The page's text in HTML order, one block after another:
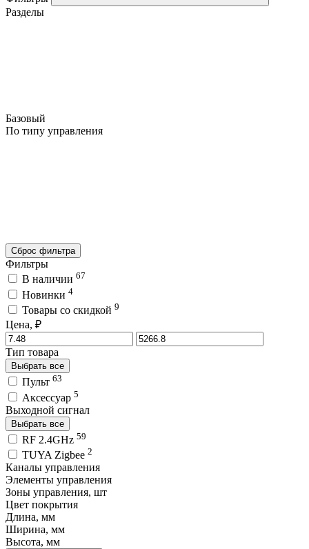
Разделы
Базовый
По типу управления
Сброс фильтра
Фильтры
В наличии 67
Новинки 4
Товары со скидкой 9
Цена, ₽
Тип товара
Выбрать все
Пульт 63
Аксессуар 5
Выходной сигнал
Выбрать все
RF 2.4GHz 59
TUYA Zigbee 2
Каналы управления
Элементы управления
Зоны управления, шт
Цвет покрытия
Длина, мм
Ширина, мм
Высота, мм